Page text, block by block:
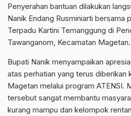
Penyerahan bantuan dilakukan
Nanik Endang Rusminiarti bersama
Terpadu Kartini Temanggung di
Tawanganom, Kecamatan
Bupati Nanik menyampaikan
atas perhatian yang terus diberikan
Magetan melalui program ATENSI.
tersebut sangat membantu
kurang mampu dan kelompok